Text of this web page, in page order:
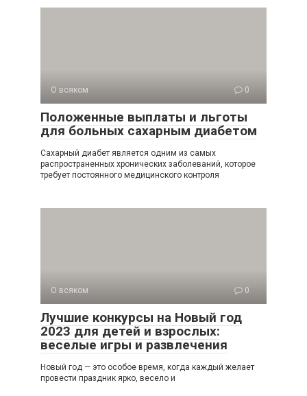
О всяком 0
Положенные выплаты и льготы
для больных сахарным диабетом
Сахарный диабет является одним из самых
распространенных хронических заболеваний, которое
требует постоянного медицинского контроля
О всяком 0
Лучшие конкурсы на Новый год
2023 для детей и взрослых:
веселые игры и развлечения
Новый год — это особое время, когда каждый желает
провести праздник ярко, весело и